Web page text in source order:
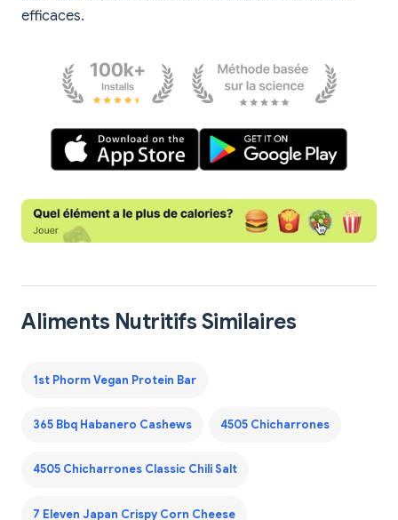
efficaces.
Aliments Nutritifs Similaires
1st Phorm Vegan Protein Bar
365 Bbq Habanero Cashews 4505 Chicharrones
4505 Chicharrones Classic Chili Salt
7 Eleven Japan Crispy Corn Cheese